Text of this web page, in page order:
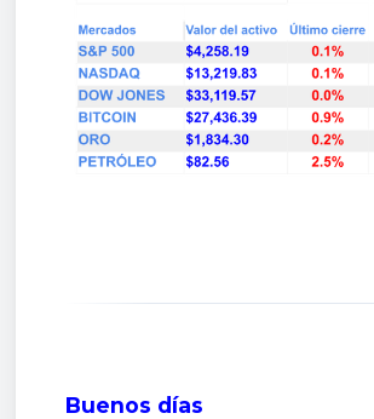
Buenos días